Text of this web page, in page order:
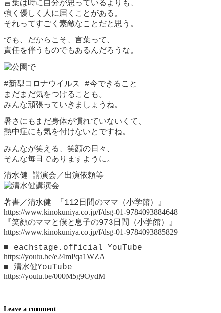
言葉は時に自分が思っているよりも、
強く優しく人に届くことがある。
それってすごく素敵なことだと思う。
でも、だからこそ、言葉って、
責任を伴うものでもあるんだろうな。
#新型コロナウイルス #今できること
まだまだ気をつけることも。
みんな頑張っていきましょうね。
暑さにもまだ身体が慣れていないくて、
熱中症にも気を付けないとですね。
みんなが笑える、笑顔の日々、
そんな毎日でありますように。
清水健 講演会／出演依頼等
著書／清水健 『112日間のママ（小学館）』
https://www.kinokuniya.co.jp/f/dsg-01-9784093884648
『笑顔のママと僕と息子の973日間（小学館）』
https://www.kinokuniya.co.jp/f/dsg-01-9784093885829
■ eachstage.official YouTube
https://youtu.be/e24mPqa1WZA
■ 清水健YouTube
https://youtu.be/000M5g9OydM
Leave a comment